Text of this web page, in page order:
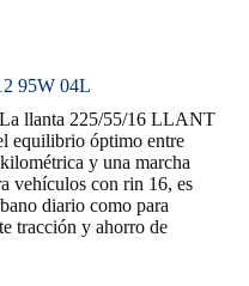
95W 04L
La llanta 225/55/16 LLANT
equilibrio óptimo entre
y una marcha
vehículos con rin 16, es
diario como para
tracción y ahorro de